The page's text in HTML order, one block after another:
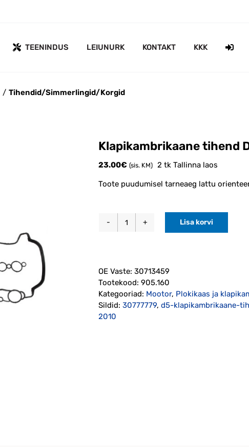
TEENINDUS LEIUNURK KONTAKT KKK
Tihendid/Simmerlingid/Korgid
Klapikambrikaane tihend
23.00€ (sis. KM) 2 tk Tallinna laos
Toote puudumisel tarneaeg lattu
Klapikambrikaane
2014
(30713459)
Elring
kogus
Lisa korvi
OE Vaste: 30713459
Tootekood: 905.160
Kategooriad: Mootor, Plokikaas ja
Sildid: 30777779, d5-klapikambrikaane-
2010